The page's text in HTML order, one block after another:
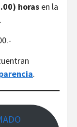
horas en la
.